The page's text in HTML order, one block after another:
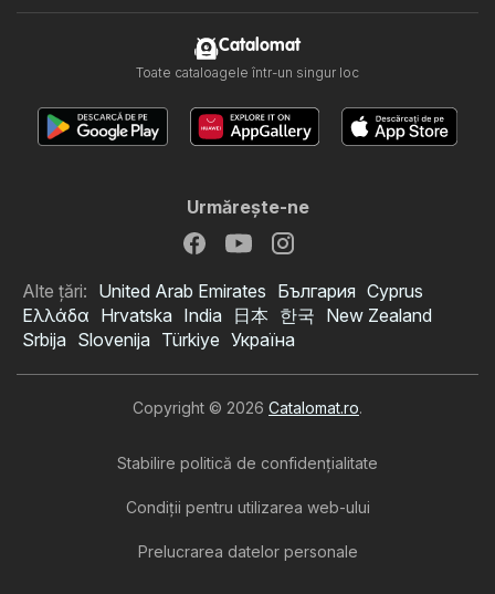
Catalomat
Toate cataloagele într-un singur loc
Urmăreşte-ne
Alte țări: United Arab Emirates България Cyprus
Ελλάδα Hrvatska India 日本 한국 New Zealand
Srbija Slovenija Türkiye Україна
Copyright © 2026 Catalomat.ro.
Stabilire politică de confidenţialitate
Condiţii pentru utilizarea web-ului
Prelucrarea datelor personale